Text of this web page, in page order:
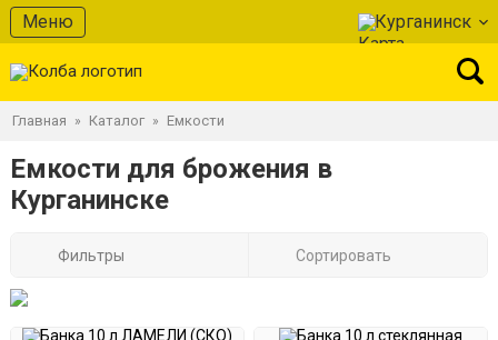
Меню Курганинск
Главная » Каталог » Емкости
Емкости для брожения в
Курганинске
Фильтры Сортировать